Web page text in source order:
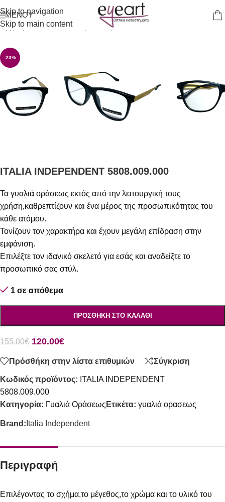
Skip to navigation
Skip to main content
ΜΕΝΟΎ
Αρχική σελίδα/Γυαλιά Οράσεως
-23%
ITALIA INDEPENDENT 5808.009.000
Τα γυαλιά οράσεως εκτός από την λειτουργική τους
χρήση,καθρεπτίζουν και ένα μέρος της προσωπικότητας του
κάθε ατόμου.
Τονίζουν τον χαρακτήρα και έχουν μεγάλη επίδραση στην
εμφάνιση.
Επιλέξτε τον ιδανικό σκελετό για εσάς και αναδείξτε το
προσωπικό σας στύλ.
1 σε απόθεμα
ΠΡΟΣΘΉΚΗ ΣΤΟ ΚΑΛΆΘΙ
155.00€ 120.00€
Κωδικός προϊόντος: ITALIA INDEPENDENT
5808.009.000
Κατηγορία: Γυαλιά Οράσεως Ετικέτα: γυαλιά ορασεως
Brand: Italia Independent
Πρόσθήκη στην λίστα επιθυμιών Σύγκριση
Περιγραφή
Επιλέγοντας το σχήμα,το μέγεθος,το χρώμα και το υλικό του